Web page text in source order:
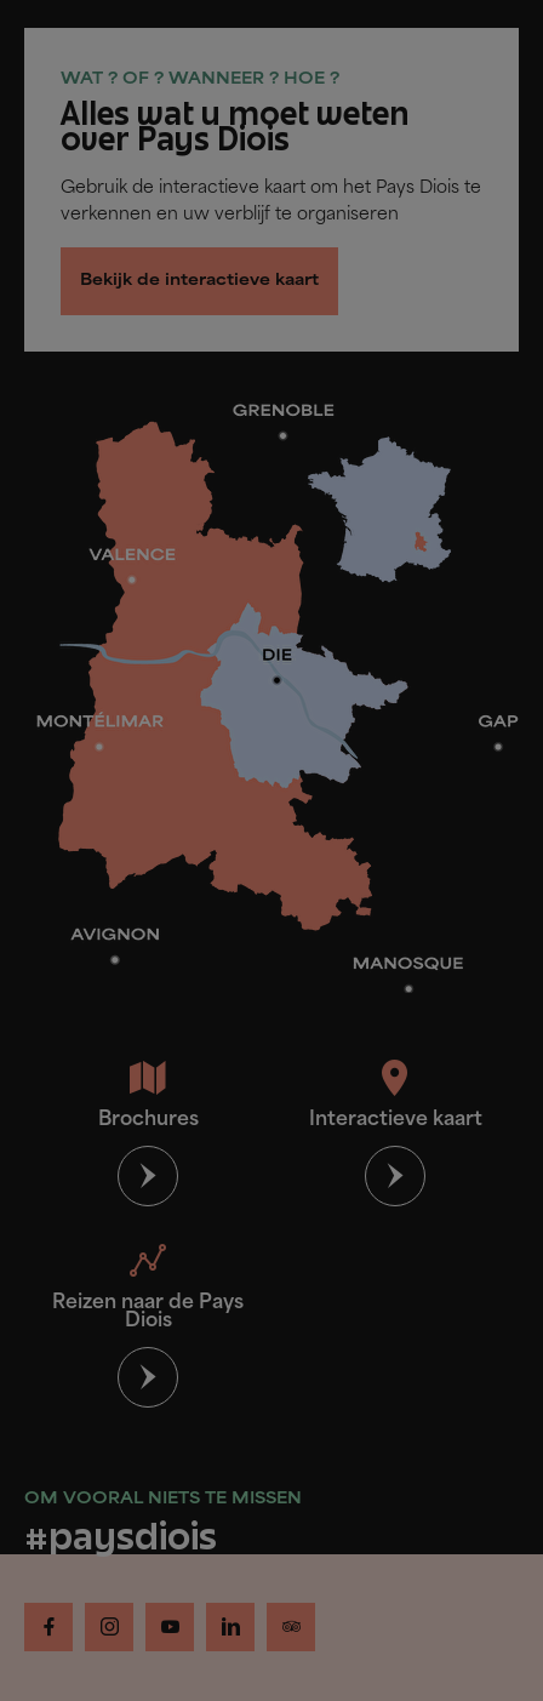
WAT ? OF ? WANNEER ? HOE ?
Alles wat u moet weten
over Pays Diois
Gebruik de interactieve kaart om het Pays Diois te
verkennen en uw verblijf te organiseren
Bekijk de interactieve kaart
Brochures Interactieve kaart
Reizen naar de Pays
Diois
OM VOORAL NIETS TE MISSEN
#paysdiois